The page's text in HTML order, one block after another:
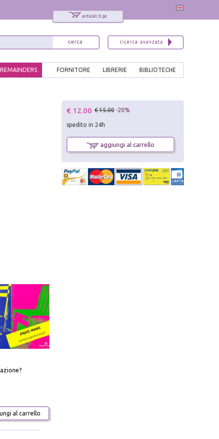
articoli: 0 pz.
BIBLIOTECHE
LIBRERIE
FORNITORE
REMAINDERS
al carrello
€ 12.00 € 15.00 -20%
spedito in 24h
aggiungi al carrello
x
Interessato ai nostri libri?
Sarai informato delle nostre novità, potrai
comunque cancellarti quando desideri.
modulo di iscrizione